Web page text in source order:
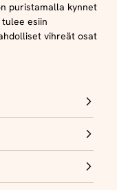
puristamalla kynnet
esiin
vihreät osat